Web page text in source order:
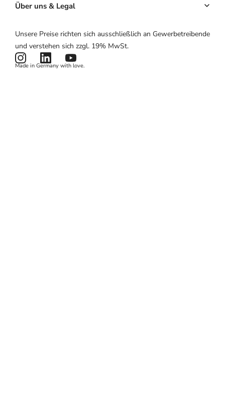
Komplettlösung
Hardware
Preise
Kundenmanagement
Zahlungen
Kartenlesegerät
Key Account
Potenzialrechner
Über uns & Legal
Impressum
AGB
Unsere Preise richten sich ausschließlich an Gewerbetreibende
und verstehen sich zzgl. 19% MwSt.
Made in Germany with love.